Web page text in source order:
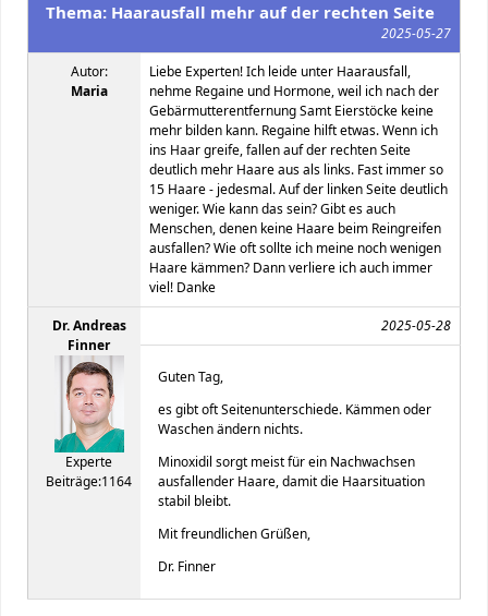
Thema: Haarausfall mehr auf der rechten Seite
2025-05-27
Autor:
Maria
Liebe Experten! Ich leide unter Haarausfall,
nehme Regaine und Hormone, weil ich nach der
Gebärmutterentfernung Samt Eierstöcke keine
mehr bilden kann. Regaine hilft etwas. Wenn ich
ins Haar greife, fallen auf der rechten Seite
deutlich mehr Haare aus als links. Fast immer so
15 Haare - jedesmal. Auf der linken Seite deutlich
weniger. Wie kann das sein? Gibt es auch
Menschen, denen keine Haare beim Reingreifen
ausfallen? Wie oft sollte ich meine noch wenigen
Haare kämmen? Dann verliere ich auch immer
viel! Danke
Dr. Andreas
Finner
Experte
Beiträge:1164
2025-05-28
Guten Tag,
es gibt oft Seitenunterschiede. Kämmen oder
Waschen ändern nichts.
Minoxidil sorgt meist für ein Nachwachsen
ausfallender Haare, damit die Haarsituation
stabil bleibt.
Mit freundlichen Grüßen,
Dr. Finner